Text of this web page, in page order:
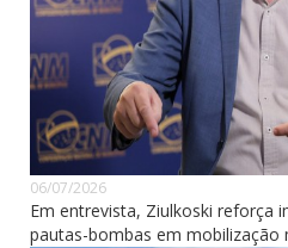
06/07/2026
Em entrevista, Ziulkoski reforça
pautas-bombas em mobilização